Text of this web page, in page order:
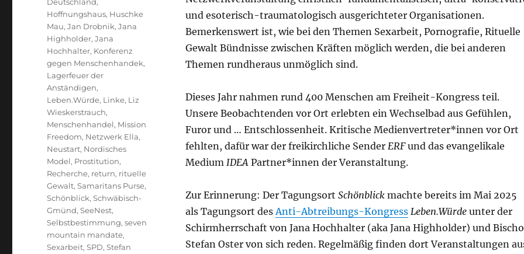
und esoterisch-traumatologisch ausgerichteter Organisationen.
Bemerkenswert ist, wie bei den Themen Sexarbeit, Pornografie, Rituelle
Gewalt Bündnisse zwischen Kräften möglich werden, die bei anderen
Themen rundheraus unmöglich sind.
Dieses Jahr nahmen rund 400 Menschen am Freiheit-Kongress teil.
Unsere Beobachtenden vor Ort erlebten ein Wechselbad aus Gefühlen,
Furor und … Entschlossenheit. Kritische Medienvertreter*innen vor Ort
fehlten, dafür war der freikirchliche Sender ERFund das evangelikale
Medium IDEAPartner*innen der Veranstaltung.
Zur Erinnerung: Der Tagungsort Schönblickmachte bereits im Mai 2025
als Tagungsort desAnti-Abtreibungs-Kongress Leben.Würdeunter der
Schirmherrschaft von Jana Hochhalter (aka Jana Highholder) und
Stefan Oster von sich reden. Regelmäßig finden dort Veranstaltungen
Hoffnungshaus, Huschke
Mau,Jan Drobnik,Jana
Highholder,Jana
Hochhalter, Konferenz
gegen Menschenhandek,
Lagerfeuer der
Anständigen,
Leben.Würde, Linke, Liz
Wieskerstrauch,
Menschenhandel, Mission
Freedom, Netzwerk Ella,
Neustart, Nordisches
Model, Prostitution,
Recherche, return, rituelle
Gewalt,Samaritans Purse,
Schönblick,Schwäbisch-
Gmünd,SeeNest,
Selbstbestimmung,seven
mountain mandate,
Sexarbeit,SPD,Stefan